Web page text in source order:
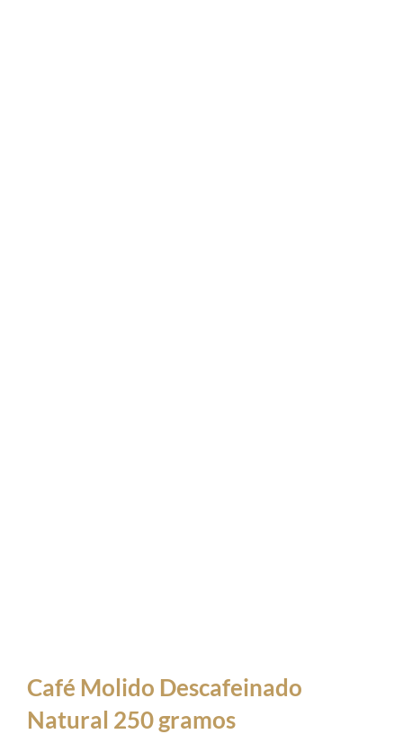
Café Molido Descafeinado
Natural 250 gramos